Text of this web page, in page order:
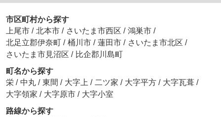
市区町村から探す
上尾市 / 北本市 / さいたま市西区 / 鴻巣市 /
北足立郡伊奈町 / 桶川市 / 蓮田市 / さいたま市北区 /
さいたま市見沼区 / 比企郡川島町
町名から探す
栄 / 中丸 / 東間 / 大字上 / 二ツ家 / 大字平方 / 大字瓦葺 /
大字領家 / 大字原市 / 大字小室
路線から探す